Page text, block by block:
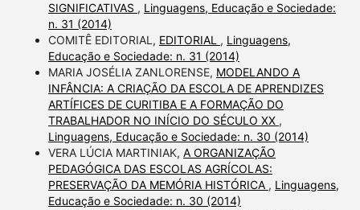
SIGNIFICATIVAS , Linguagens, Educação e Sociedade:
n. 31 (2014)
COMITÊ EDITORIAL, EDITORIAL , Linguagens,
Educação e Sociedade: n. 31 (2014)
MARIA JOSÉLIA ZANLORENSE, MODELANDO A
INFÂNCIA: A CRIAÇÃO DA ESCOLA DE APRENDIZES
ARTÍFICES DE CURITIBA E A FORMAÇÃO DO
TRABALHADOR NO INÍCIO DO SÉCULO XX ,
Linguagens, Educação e Sociedade: n. 30 (2014)
VERA LÚCIA MARTINIAK, A ORGANIZAÇÃO
PEDAGÓGICA DAS ESCOLAS AGRÍCOLAS:
PRESERVAÇÃO DA MEMÓRIA HISTÓRICA , Linguagens,
Educação e Sociedade: n. 30 (2014)